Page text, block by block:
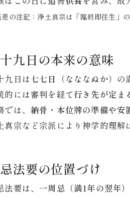
差の注記：浄土真宗は「臨終即往生」
九日の本来の意味
九日は七七日（なななぬか） の
的には審判を経て行き先が定ま
では、 納骨・本位牌の準備や安
真宗など宗派により神学的理解
法要の位置づけ
法要は、 一周忌（満1年の翌年）